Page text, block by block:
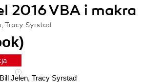
2016 VBA i makra
Tracy Syrstad
Bill Jelen, Tracy Syrstad